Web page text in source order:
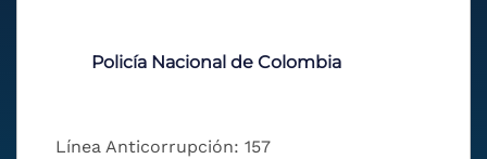
Policía Nacional de Colombia
Línea Anticorrupción: 157